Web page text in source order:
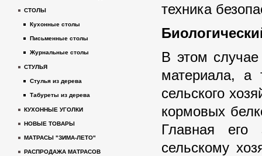
техника
В этом случае
материала, а
сельского
кормовых
Главная его
сельскому
СТОЛЫ
Кухонные столы
Письменные столы
Журнальные столы
СТУЛЬЯ
Стулья из дерева
Табуреты из дерева
КУХОННЫЕ УГОЛКИ
НОВЫЕ ТОВАРЫ
МАТРАСЫ "ЗИМА-ЛЕТО"
РАСПРОДАЖА МАТРАСОВ